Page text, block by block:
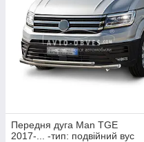
Передня дуга Man TGE
2017-... -тип: подвійний вус